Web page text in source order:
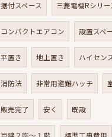
据付スペース 三菱電機Rシリー
コンパクトエアコン 設置スペ
平置き 地上置き ハイセン
消防法 非常用避難ハッチ
販売完了 安く 既設